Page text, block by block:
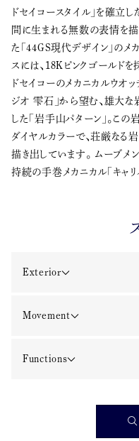
ドセイコースタイル」を確立
間に生まれる無数の表情を
た「44GS現代デザイン」の
スには、18Kピンクゴールド
ドセイコーのメカニカルウオ
ジオ 雫石」から望む、雄大
した「岩手山パターン」。こ
ダイヤルカラーで、荘厳なる
描き出しています。 ムーブメ
持続の手巻メカニカル「キャ
Exterior
Movement
Functions